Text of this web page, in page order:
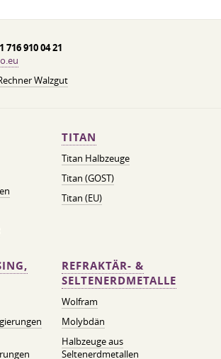
716 910 04 21
Walzgut
TITAN
Titan Halbzeuge
Titan (GOST)
Titan (EU)
REFRAKTÄR- &
SELTENERDMETALLE
Wolfram
Molybdän
Halbzeuge aus
Seltenerdmetallen